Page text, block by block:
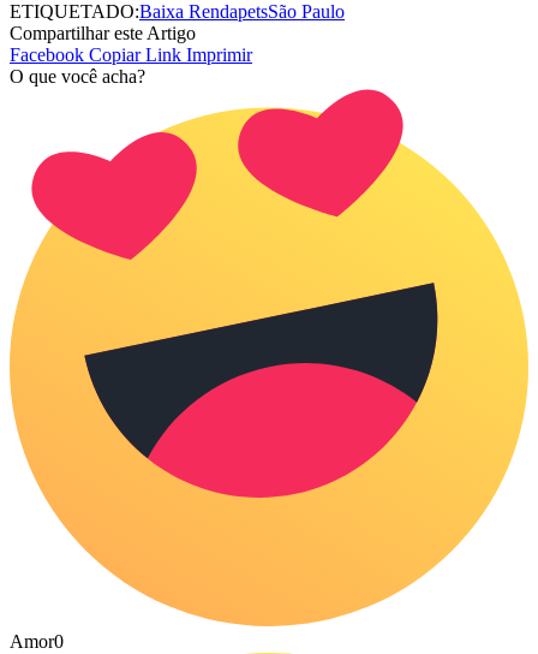
ETIQUETADO:Baixa RendapetsSão Paulo
Compartilhar este Artigo
Facebook Copiar Link Imprimir
O que você acha?
Amor0